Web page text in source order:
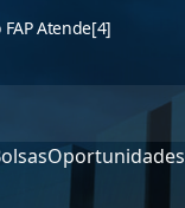
Atende[4]
Oportunidades